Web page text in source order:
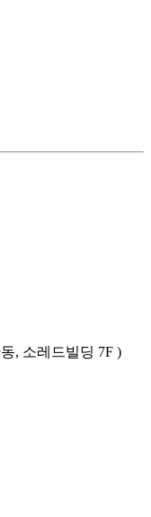
, 소레드빌딩 7F )